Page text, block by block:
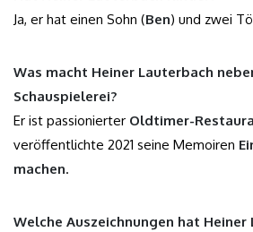
Ja, er hat einen Sohn (Ben) und zwei
Was macht Heiner Lauterbach
Schauspielerei?
Er ist passionierter Oldtimer-
veröffentlichte 2021 seine Memoiren
machen.
Welche Auszeichnungen hat Heiner